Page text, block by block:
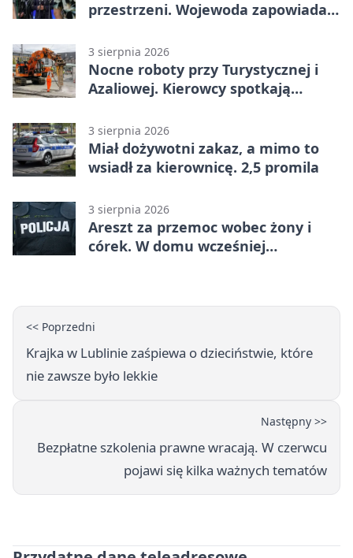
przestrzeni. Wojewoda zapowiada
3 sierpnia 2026
Nocne roboty przy Turystycznej i
Azaliowej. Kierowcy spotkają
3 sierpnia 2026
Miał dożywotni zakaz, a mimo to
wsiadł za kierownicę. 2,5 promila
3 sierpnia 2026
Areszt za przemoc wobec żony i
córek. W domu wcześniej
<< Poprzedni
Krajka w Lublinie zaśpiewa o dzieciństwie, które
nie zawsze było lekkie
Następny >>
Bezpłatne szkolenia prawne wracają. W czerwcu
pojawi się kilka ważnych tematów